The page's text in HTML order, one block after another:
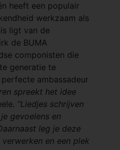
heeft een populair
werkzaam als
ligt van de
de BUMA
componisten die
generatie te
ambassadeur
spreekt het idee
. “Liedjes schrijven
gevoelens en
leg je deze
en een plek